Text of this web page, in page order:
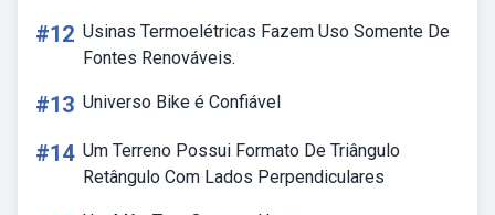
#12 Usinas Termoelétricas Fazem Uso Somente De
Fontes Renováveis.
#13 Universo Bike é Confiável
#14 Um Terreno Possui Formato De Triângulo
Retângulo Com Lados Perpendiculares